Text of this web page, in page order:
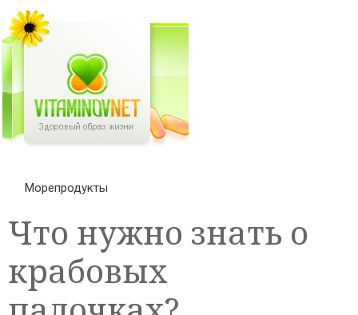
Морепродукты
Что нужно знать о
крабовых